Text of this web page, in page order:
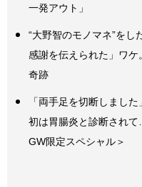
一発アウト」
“大野智のモノマネ”をし
感謝を伝えられた」ワ
奇跡
「両手足を切断しまし
初は胃腸炎と診断され
GW限定スペシャル＞